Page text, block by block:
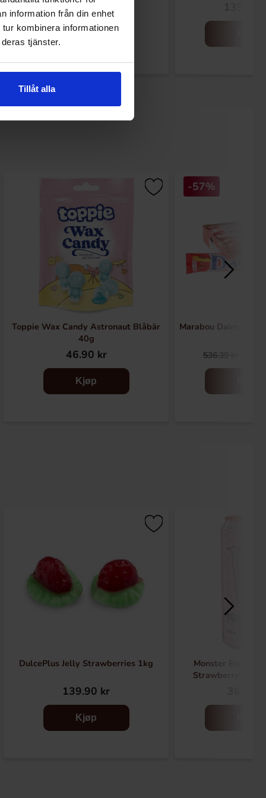
information från din enhet
kombinera informationen
tjänster.
Tillåt alla
139.90 kr
Kjøp
Toppie Wax Candy Astronaut Blåbär
40g
46.90 kr
Kjøp
-57%
Marabou Daim
536.39 kr
DulcePlus Jelly Strawberries 1kg
139.90 kr
Kjøp
Monster Energy
Strawberry